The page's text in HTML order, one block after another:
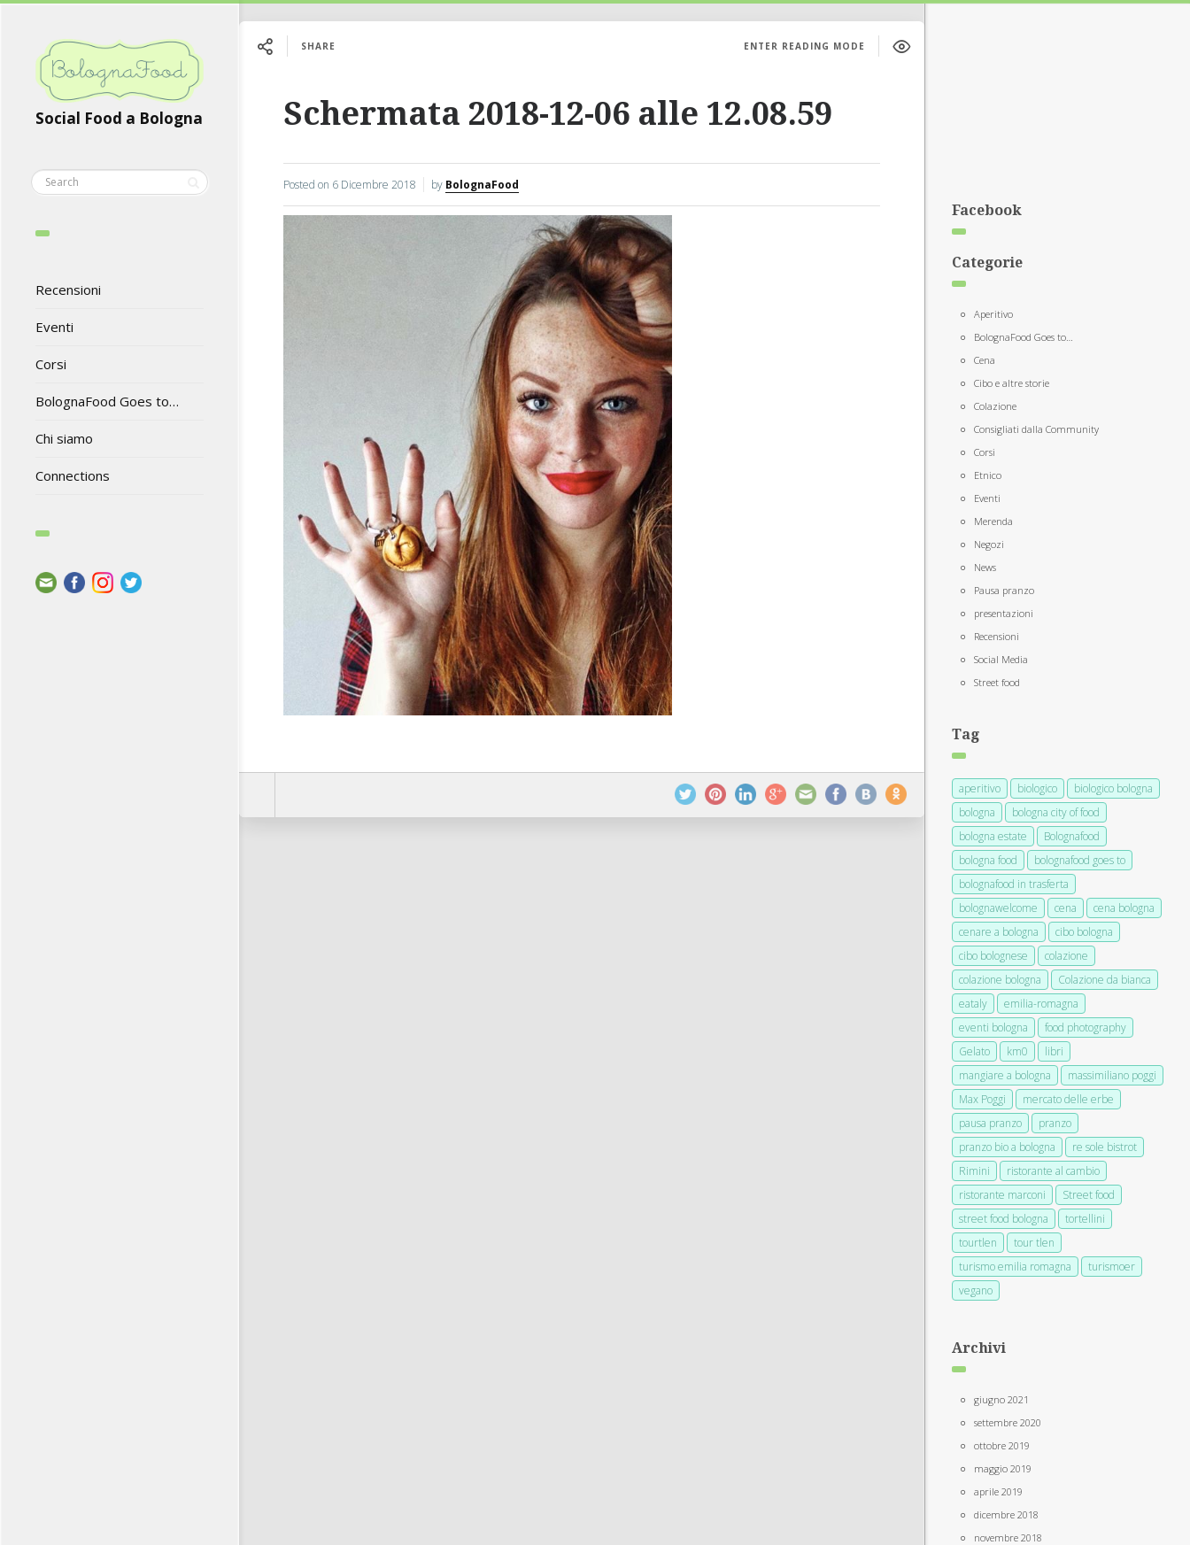
Social Food a Bologna
Recensioni
Eventi
Corsi
BolognaFood Goes to…
Chi siamo
Connections
SHARE ENTER READING MODE
Schermata 2018-12-06 alle 12.08.59
Posted on 6 Dicembre 2018 by BolognaFood
Facebook
Categorie
Aperitivo
BolognaFood Goes to…
Cena
Cibo e altre storie
Colazione
Consigliati dalla Community
Corsi
Etnico
Eventi
Merenda
Negozi
News
Pausa pranzo
presentazioni
Recensioni
Social Media
Street food
Tag
aperitivo biologico
biologico bologna
bologna
bologna city of food
bologna estate
Bolognafood
bologna food
bolognafood goes to
bolognafood in trasferta
bolognawelcome
cena
cena bologna
cenare a bologna
cibo bologna
cibo bolognese
colazione
colazione bologna
Colazione da bianca
eataly
emilia-romagna
eventi bologna
food photography
Gelato
km0
libri
mangiare a bologna
massimiliano poggi
Max Poggi
mercato delle erbe
pausa pranzo
pranzo
pranzo bio a bologna
re sole bistrot
Rimini
ristorante al cambio
ristorante marconi
Street food
street food bologna
tortellini
tourtlen
tour tlen
turismo emilia romagna
turismoer
vegano
Archivi
giugno 2021
settembre 2020
ottobre 2019
maggio 2019
aprile 2019
dicembre 2018
novembre 2018